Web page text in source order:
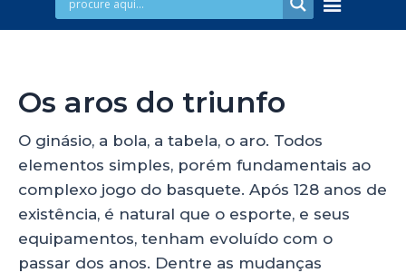
Os aros do triunfo
O ginásio, a bola, a tabela, o aro. Todos
elementos simples, porém fundamentais ao
complexo jogo do basquete. Após 128 anos de
existência, é natural que o esporte, e seus
equipamentos, tenham evoluído com o
passar dos anos. Dentre as mudanças